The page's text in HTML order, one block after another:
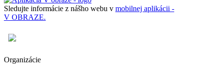
Sledujte informácie z nášho webu v mobilnej aplikácii -
V OBRAZE.
Organizácie